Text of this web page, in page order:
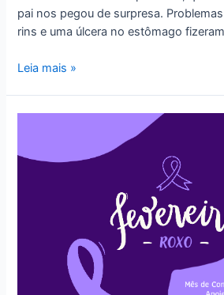
pai nos pegou de surpresa.
rins e uma úlcera no estômago
Estamos
Leia mais »